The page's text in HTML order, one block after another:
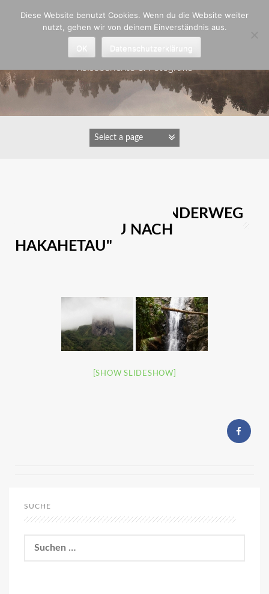
Astrid Padberg
Reiseberichte & Fotografie
IMAGES TAGGED "WANDERWEG
VON HAKAHAU NACH
HAKAHETAU"
[SHOW SLIDESHOW]
SUCHE
nach:
Diese Website benutzt Cookies. Wenn du die Website weiter
nutzt, gehen wir von deinem Einverständnis aus.